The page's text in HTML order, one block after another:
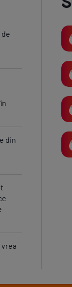
din